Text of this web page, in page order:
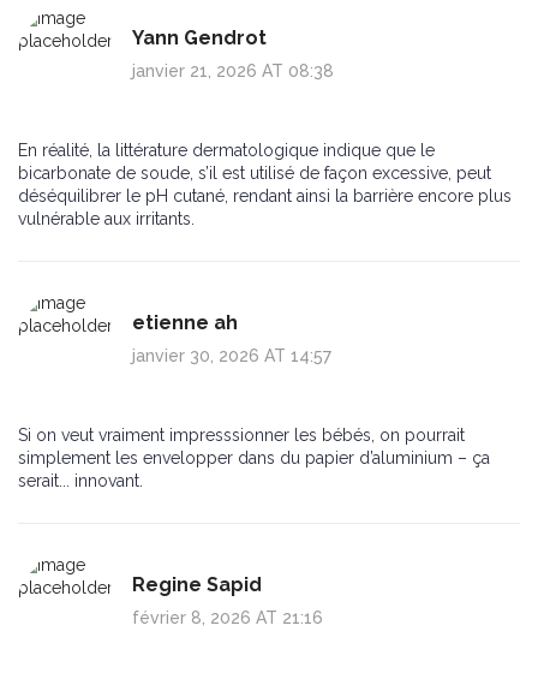
Yann Gendrot
janvier 21, 2026 AT 08:38
En réalité, la littérature dermatologique indique que le
bicarbonate de soude, s’il est utilisé de façon excessive, peut
déséquilibrer le pH cutané, rendant ainsi la barrière encore plus
vulnérable aux irritants.
etienne ah
janvier 30, 2026 AT 14:57
Si on veut vraiment impresssionner les bébés, on pourrait
simplement les envelopper dans du papier d’aluminium – ça
serait... innovant.
Regine Sapid
février 8, 2026 AT 21:16